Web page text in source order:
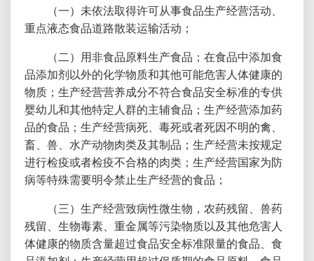
（一）未依法取得许可从事食品生产经营活动、
重点液态食品道路散装运输活动；
（二）用非食品原料生产食品；在食品中添加食
品添加剂以外的化学物质和其他可能危害人体健康的
物质；生产经营营养成分不符合食品安全标准的专供
婴幼儿和其他特定人群的主辅食品；生产经营添加药
品的食品；生产经营病死、毒死或者死因不明的禽、
畜、兽、水产动物肉类及其制品；生产经营未按规定
进行检疫或者检疫不合格的肉类；生产经营国家为防
病等特殊需要明令禁止生产经营的食品；
（三）生产经营致病性微生物，农药残留、兽药
残留、生物毒素、重金属等污染物质以及其他危害人
体健康的物质含量超过食品安全标准限量的食品、食